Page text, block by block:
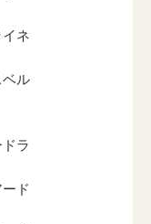
ネ
ベル
ラ
ド